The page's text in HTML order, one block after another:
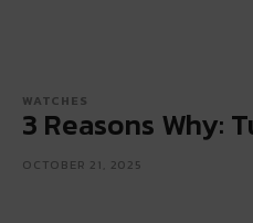
WATCHES
3 Reasons Why:
OCTOBER 21, 2025